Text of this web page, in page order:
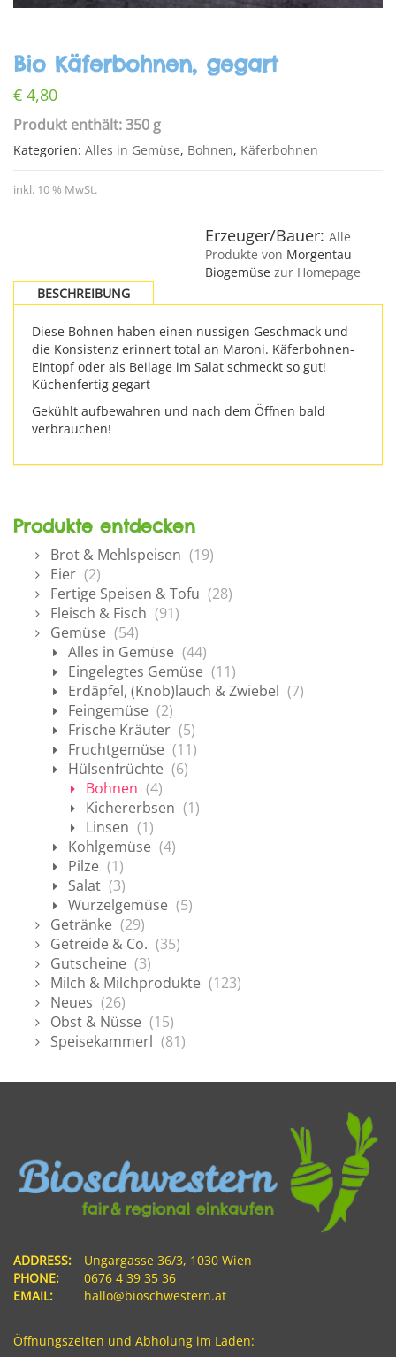
Bio Käferbohnen, gegart
€ 4,80
Produkt enthält: 350 g
Kategorien: Alles in Gemüse, Bohnen, Käferbohnen
inkl. 10 % MwSt.
Erzeuger/Bauer:Alle
Produkte von Morgentau
Biogemüsezur Homepage
BESCHREIBUNG
Diese Bohnen haben einen nussigen Geschmack und
die Konsistenz erinnert total an Maroni. Käferbohnen-
Eintopf oder als Beilage im Salat schmeckt so gut!
Küchenfertig gegart
Gekühlt aufbewahren und nach dem Öffnen bald
verbrauchen!
Produkte entdecken
Brot & Mehlspeisen (19)
Eier (2)
Fertige Speisen & Tofu (28)
Fleisch & Fisch (91)
Gemüse (54)
Alles in Gemüse (44)
Eingelegtes Gemüse (11)
Erdäpfel, (Knob)lauch & Zwiebel (7)
Feingemüse (2)
Frische Kräuter (5)
Fruchtgemüse (11)
Hülsenfrüchte (6)
Bohnen (4)
Kichererbsen (1)
Linsen (1)
Kohlgemüse (4)
Pilze (1)
Salat (3)
Wurzelgemüse (5)
Getränke (29)
Getreide & Co. (35)
Gutscheine (3)
Milch & Milchprodukte (123)
Neues (26)
Obst & Nüsse (15)
Speisekammerl (81)
ADDRESS:
Ungargasse 36/3, 1030 Wien
PHONE:
0676 4 39 35 36
EMAIL:
hallo@bioschwestern.at
Öffnungszeiten und Abholung im Laden: